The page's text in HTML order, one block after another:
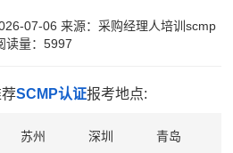
07-06 来源： 采购经理人培训scmp
读量：5997
SCMP认证报考地点:
苏州 深圳
青岛